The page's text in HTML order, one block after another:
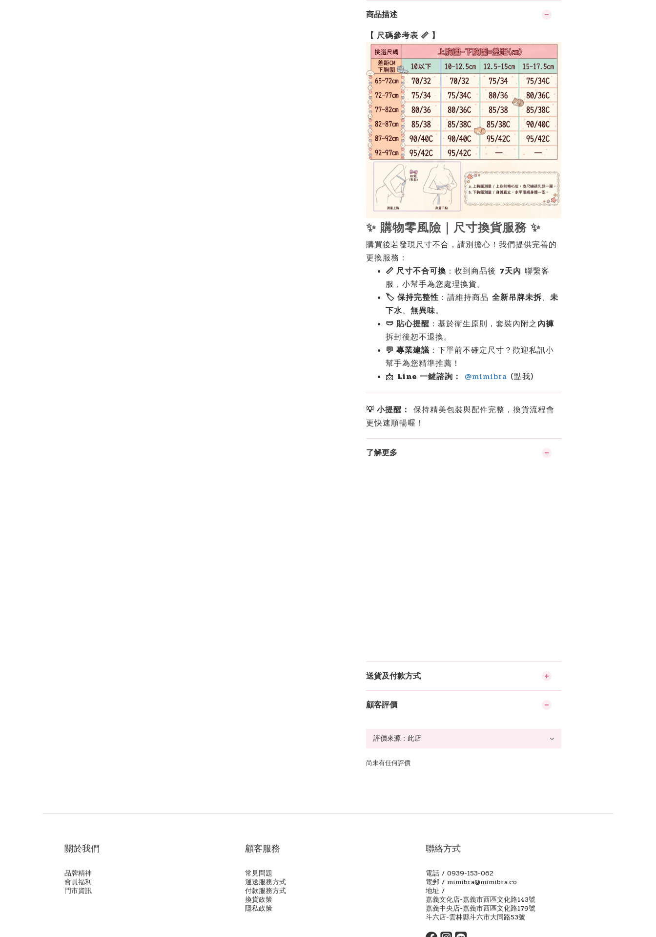
商品描述
【 尺碼參考表 📏 】
✨ 購物零風險｜尺寸換貨服務 ✨
購買後若發現尺寸不合，請別擔心！我們提供完善的
更換服務：
📏 尺寸不合可換 ：收到商品後 7天內 聯繫客
服，小幫手為您處理換貨。
🏷️ 保持完整性 ：請維持商品 全新吊牌未拆、 未
下水、 無異味。
🩲 貼心提醒：基於衛生原則，套裝內附之內褲
拆封後恕不退換。
💬 專業建議 ：下單前不確定尺寸？歡迎私訊小
幫手為您精準推薦！
📩 Line 一鍵諮詢： @mimibra (點我)
💡 小提醒： 保持精美包裝與配件完整，換貨流程會
更快速順暢喔！
了解更多
送貨及付款方式
顧客評價
尚未有任何評價
關於我們
品牌精神
會員福利
門市資訊
顧客服務
常見問題
運送服務方式
付款服務方式
換貨政策
隱私政策
聯絡方式
電話 / 0939-153-062
電郵 / mimibra@mimibra.co
地址 /
嘉義文化店-嘉義市西區文化路143號
嘉義中央店-嘉義市西區文化路179號
斗六店-雲林縣斗六市大同路53號